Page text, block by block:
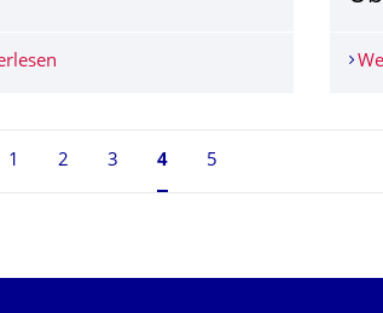
Zscheischler
Geowissenschaftliches Kolloquium Dr.
1 2 3 Seite 4, aktuell
4 5